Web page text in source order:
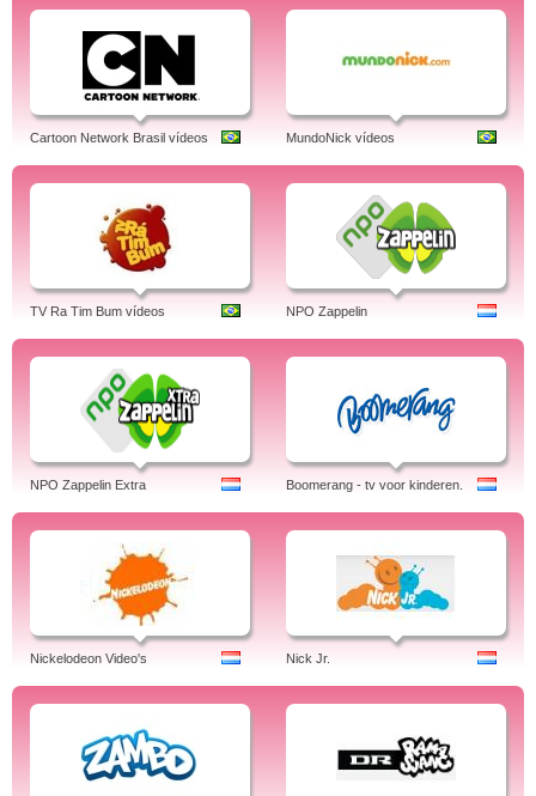
Cartoon Network Brasil vídeos MundoNick vídeos
TV Ra Tim Bum vídeos NPO Zappelin
NPO Zappelin Extra Boomerang - tv voor kinderen.
Nickelodeon Video's Nick Jr.